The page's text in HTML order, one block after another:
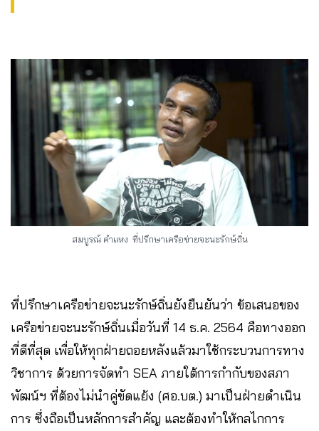
สมบูรณ์ คำแหง ที่ปรึกษาเครือข่ายจะนะรักษ์ถิ่น
ที่ปรึกษาเครือข่ายจะนะรักษ์ถิ่นยังยืนยันว่า ข้อเสนอของ
เครือข่ายจะนะรักษ์ถิ่นเมื่อวันที่ 14 ธ.ค. 2564 คือทางออก
ที่ดีที่สุด เพื่อให้ทุกฝ่ายถอยหลังแล้วมาใช้กระบวนการทาง
วิชาการ ด้วยการจัดทำ SEA ภายใต้การกำกับของสภา
พัฒน์ฯ ที่ต้องไม่นำคู่ขัดแย้ง (ศอ.บต.) มาเป็นฝ่ายดำเนิน
การ ซึ่งถือเป็นหลักการสำคัญ และต้องทำให้กลไกการ